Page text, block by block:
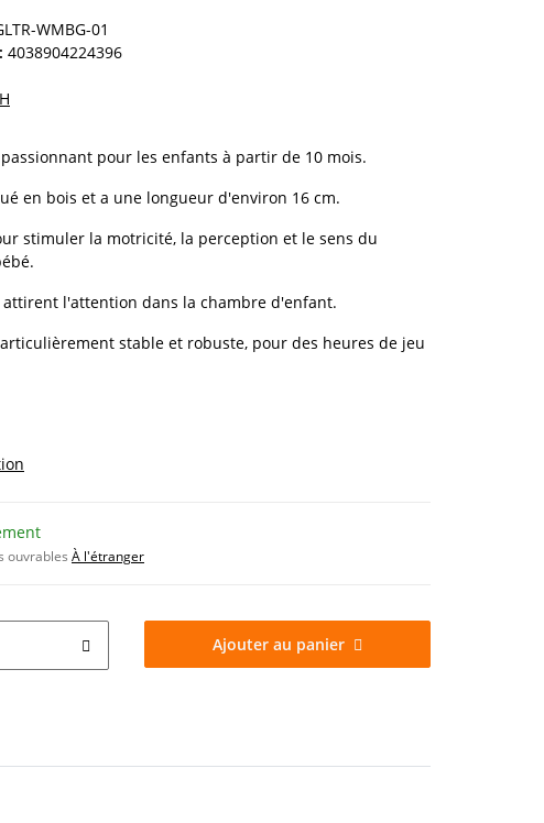
WMBG-01
4038904224396
pour les enfants à partir de 10 mois.
en bois et a une longueur d'environ 16 cm.
stimuler la motricité, la perception et le sens du
attirent l'attention dans la chambre d'enfant.
stable et robuste, pour des heures de jeu
ouvrables À l'étranger
Ajouter au panier